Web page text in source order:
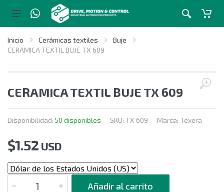
Inicio Cerámicas textiles
Buje
CERAMICA TEXTIL BUJE TX 609
CERAMICA TEXTIL BUJE TX 609
Disponibilidad: 50 disponibles SKU: TX 609 Marca: Texera
$1.52 USD
CANTIDAD
Añadir al carrito